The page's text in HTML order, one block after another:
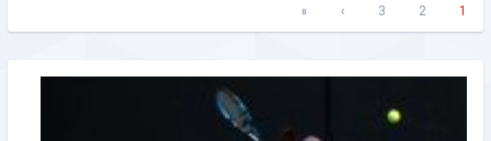
دست
خرید
محصول)
1
2
3
›
»